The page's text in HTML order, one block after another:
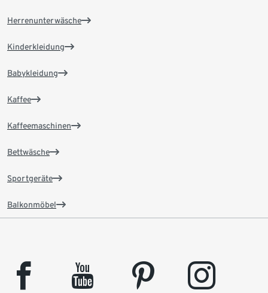
Herrenunterwäsche
Kinderkleidung
Babykleidung
Kaffee
Kaffeemaschinen
Bettwäsche
Sportgeräte
Balkonmöbel
facebook youtube pinterest instagram